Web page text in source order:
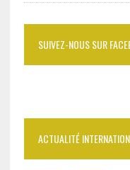
SUIVEZ-NOUS SUR
ACTUALITÉ